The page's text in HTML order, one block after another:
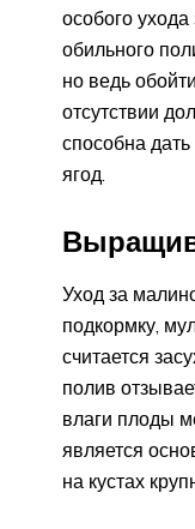
особого
обильного
но ведь
отсутствии
способна
ягод.
Уход за
подкормку,
считается
полив
влаги плоды
является
на кустах